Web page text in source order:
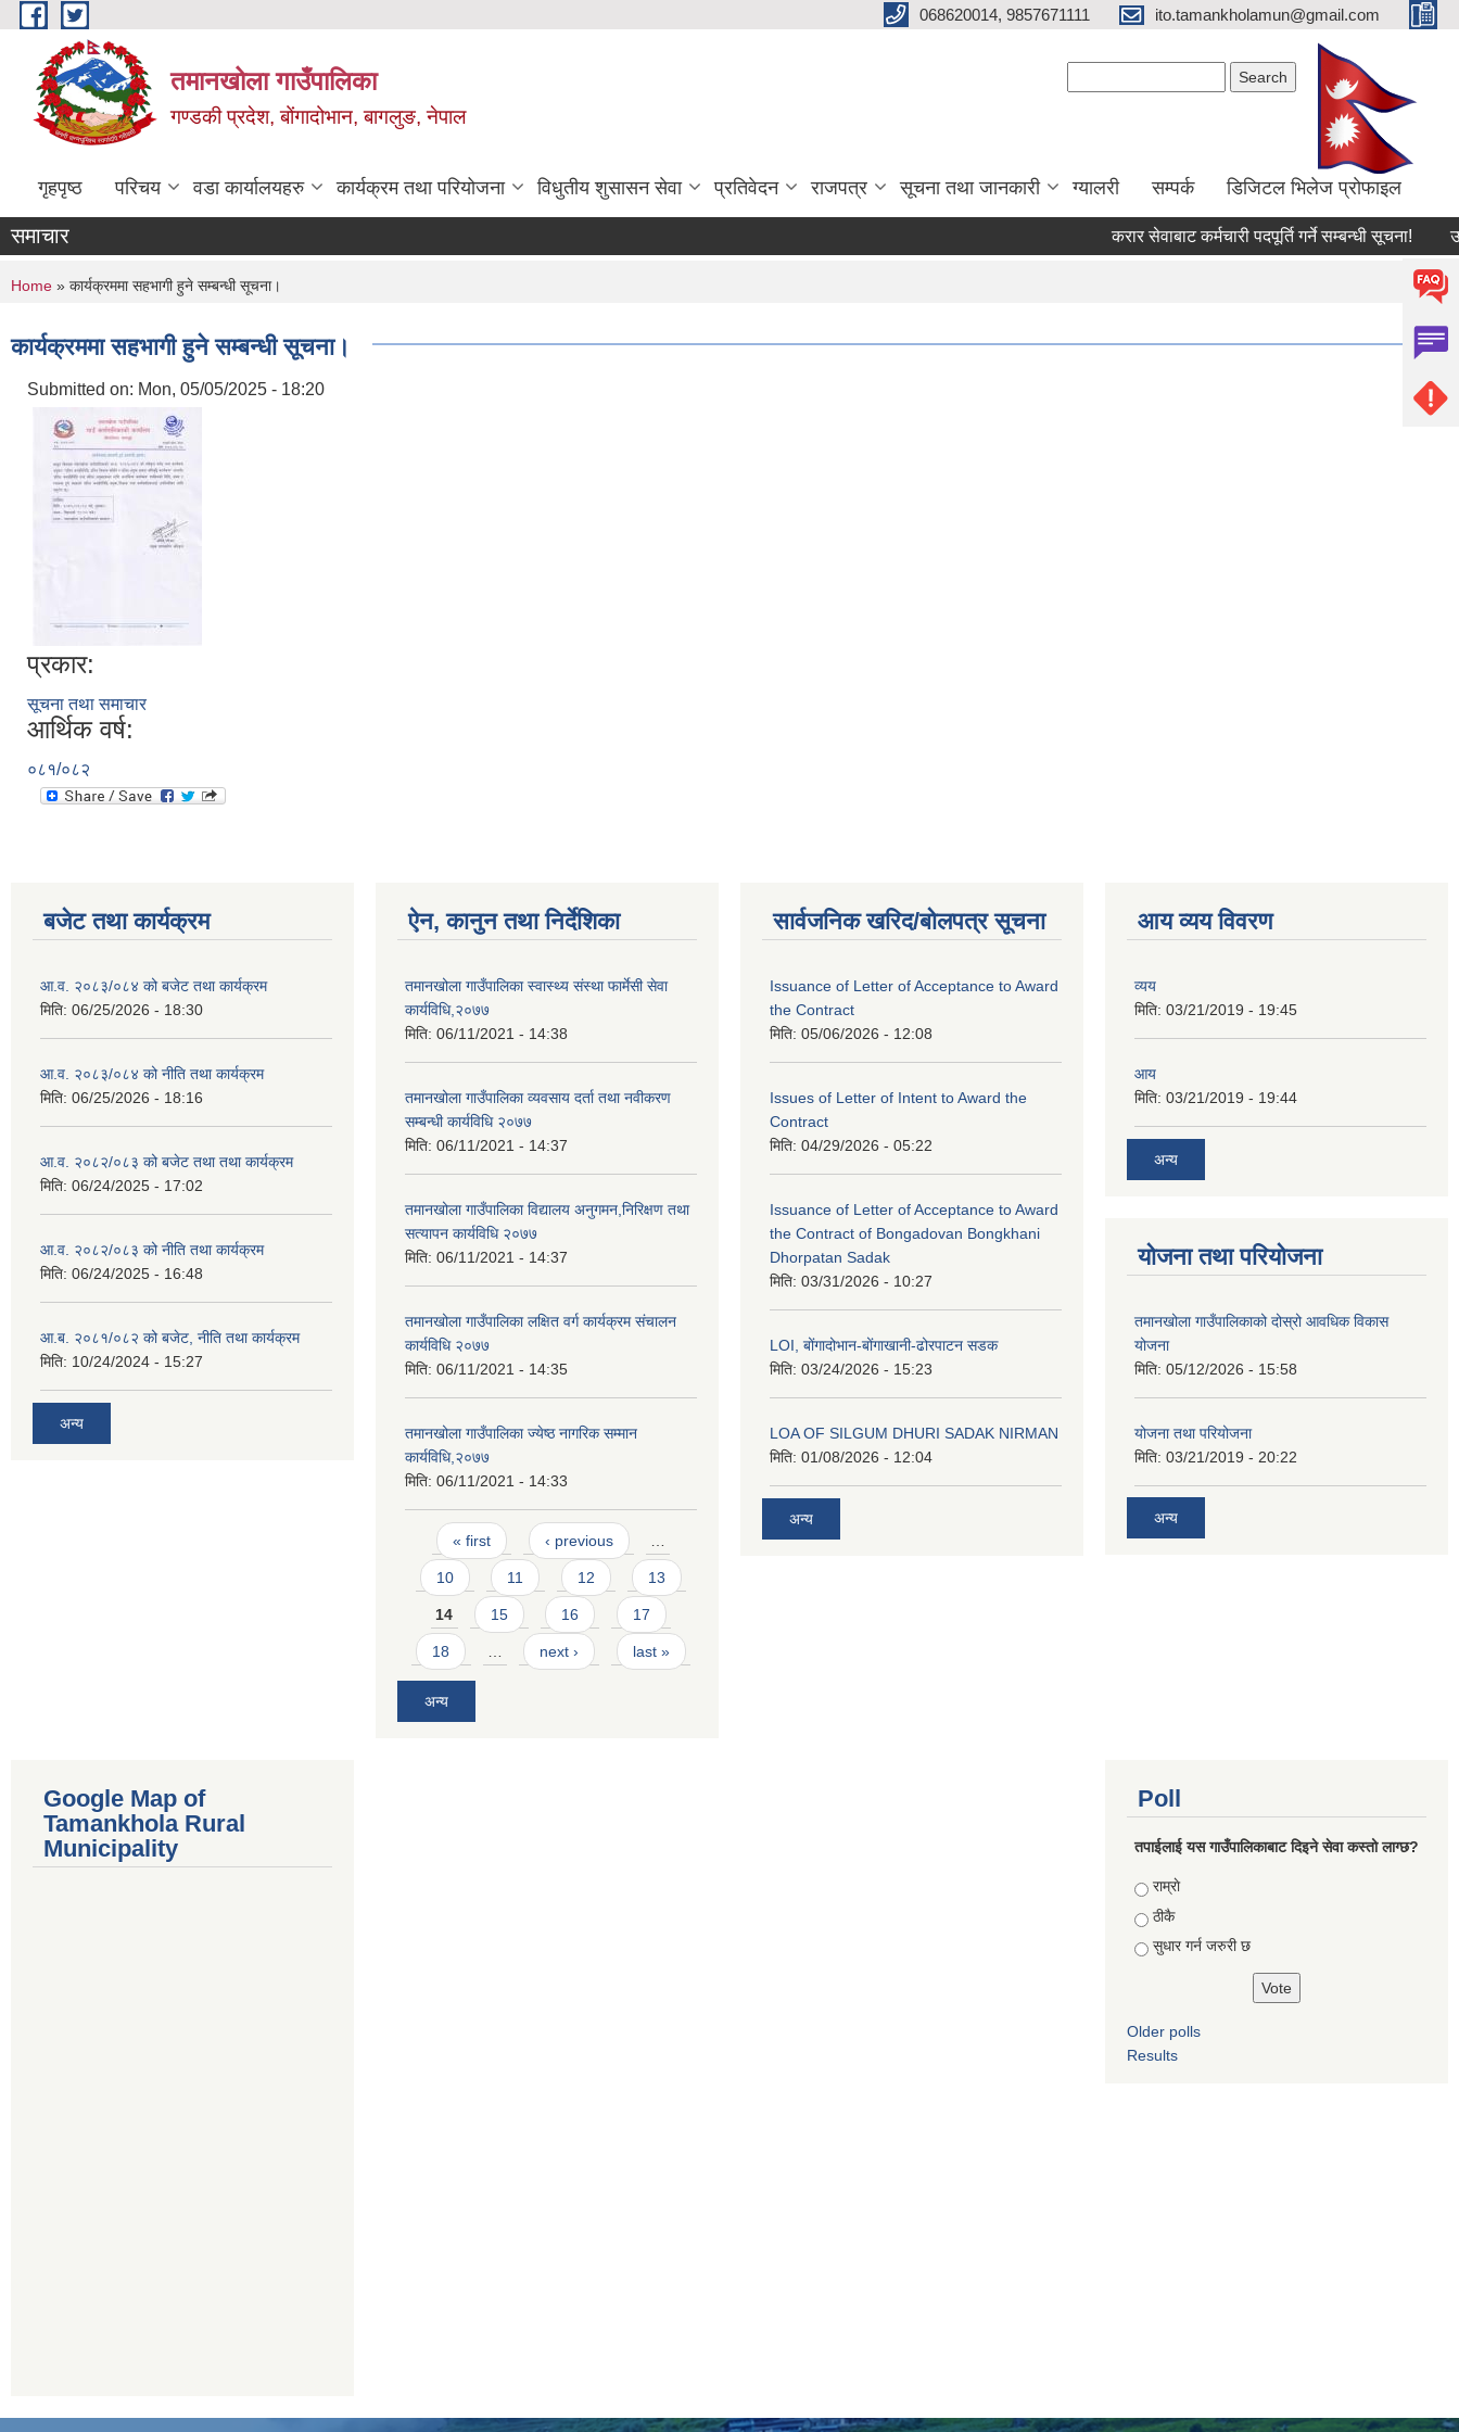
Skip to main content 068620014, 9857671111 ito.tamankholamun@gmail.com
तमानखोला गाउँपालिका
गण्डकी प्रदेश, बोंगादोभान, बागलुङ, नेपाल
गृहपृष्ठ परिचय वडा कार्यालयहरु कार्यक्रम तथा परियोजना विधुतीय शुसासन सेवा प्रतिवेदन राजपत्र सूचना तथा जानकारी ग्यालरी सम्पर्क डिजिटल भिलेज प्राेफाइल
समाचार करार सेवाबाट कर्मचारी पदपूर्ति गर्ने सम्बन्धी सूचना!
You are here
Home » कार्यक्रममा सहभागी हुने सम्बन्धी सूचना।
कार्यक्रममा सहभागी हुने सम्बन्धी सूचना।
Submitted on: Mon, 05/05/2025 - 18:20
प्रकार:
सूचना तथा समाचार
आर्थिक वर्ष:
०८१/०८२
बजेट तथा कार्यक्रम
आ.व. २०८३/०८४ को बजेट तथा कार्यक्रम
मिति: 06/25/2026 - 18:30
आ.व. २०८३/०८४ को नीति तथा कार्यक्रम
मिति: 06/25/2026 - 18:16
आ.व. २०८२/०८३ को बजेट तथा तथा कार्यक्रम
मिति: 06/24/2025 - 17:02
आ.व. २०८२/०८३ को नीति तथा कार्यक्रम
मिति: 06/24/2025 - 16:48
आ.ब. २०८१/०८२ को बजेट, नीति तथा कार्यक्रम
मिति: 10/24/2024 - 15:27
अन्य
ऐन, कानुन तथा निर्देशिका
तमानखोला गाउँपालिका स्वास्थ्य संस्था फार्मेसी सेवा
कार्यविधि,२०७७
मिति: 06/11/2021 - 14:38
तमानखोला गाउँपालिका व्यवसाय दर्ता तथा नवीकरण
सम्बन्धी कार्यविधि २०७७
मिति: 06/11/2021 - 14:37
तमानखोला गाउँपालिका विद्यालय अनुगमन,निरिक्षण तथा
सत्यापन कार्यविधि २०७७
मिति: 06/11/2021 - 14:37
तमानखोला गाउँपालिका लक्षित वर्ग कार्यक्रम संचालन
कार्यविधि २०७७
मिति: 06/11/2021 - 14:35
तमानखोला गाउँपालिका ज्येष्ठ नागरिक सम्मान
कार्यविधि,२०७७
मिति: 06/11/2021 - 14:33
Pages
« first ‹ previous
10 11 12 13
14 15 16 17
18 next › last »
अन्य
सार्वजनिक खरिद/बोलपत्र सूचना
Issuance of Letter of Acceptance to Award
the Contract
मिति: 05/06/2026 - 12:08
Issues of Letter of Intent to Award the
Contract
मिति: 04/29/2026 - 05:22
Issuance of Letter of Acceptance to Award
the Contract of Bongadovan Bongkhani
Dhorpatan Sadak
मिति: 03/31/2026 - 10:27
LOI, बोंगादोभान-बोंगाखानी-ढोरपाटन सडक
मिति: 03/24/2026 - 15:23
LOA OF SILGUM DHURI SADAK NIRMAN
मिति: 01/08/2026 - 12:04
अन्य
आय व्यय विवरण
व्यय
मिति: 03/21/2019 - 19:45
आय
मिति: 03/21/2019 - 19:44
अन्य
योजना तथा परियोजना
तमानखोला गाउँपालिकाको दोस्रो आवधिक विकास
योजना
मिति: 05/12/2026 - 15:58
योजना तथा परियोजना
मिति: 03/21/2019 - 20:22
अन्य
Google Map of
Tamankhola Rural
Municipality
Poll
तपाईलाई यस गाउँपालिकाबाट दिइने सेवा कस्तो लाग्छ?
Choices
राम्राे
ठीकै
सुधार गर्न जरुरी छ
Older polls
Results